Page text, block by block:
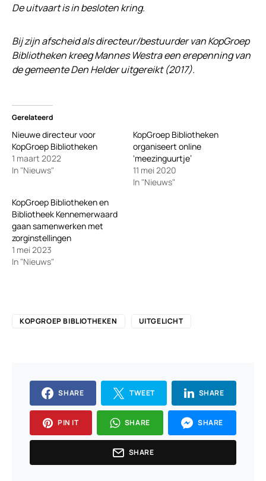
De uitvaart is in besloten kring.
Bij zijn afscheid als directeur/bestuurder van KopGroep
Bibliotheken kreeg Mannes Westra een erepenning van
de gemeente Den Helder uitgereikt (2017).
Gerelateerd
Nieuwe directeur voor
KopGroep Bibliotheken
1 maart 2022
In "Nieuws"
KopGroep Bibliotheken
organiseert online
‘meezinguurtje’
11 mei 2020
In "Nieuws"
KopGroep Bibliotheken en
Bibliotheek Kennemerwaard
gaan samenwerken met
zorginstellingen
1 mei 2023
In "Nieuws"
KOPGROEP BIBLIOTHEKEN UITGELICHT
SHARE TWEET SHARE
PIN IT SHARE SHARE
SHARE